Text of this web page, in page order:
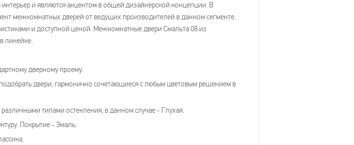
и являются акцентом в общей дизайнерской концепции. В
межкомнатных дверей от ведущих производителей в данном сегменте.
и доступной ценой. Межкомнатные двери Смальта 08 из
линейке.
дверному проему.
двери, гармонично сочетающиеся с любым цветовым решением в
типами остекления, в данном случае - Глухая.
Покрытие - Эмаль.